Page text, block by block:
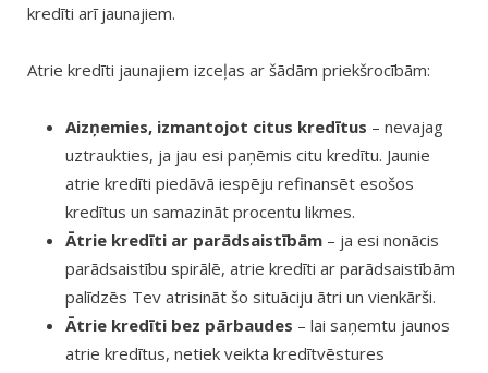
kredīti arī jaunajiem.
Atrie kredīti jaunajiem izceļas ar šādām priekšrocībām:
Aizņemies, izmantojot citus kredītus – nevajag
uztraukties, ja jau esi paņēmis citu kredītu. Jaunie
atrie kredīti piedāvā iespēju refinansēt esošos
kredītus un samazināt procentu likmes.
Ātrie kredīti ar parādsaistībām – ja esi nonācis
parādsaistību spirālē, atrie kredīti ar parādsaistībām
palīdzēs Tev atrisināt šo situāciju ātri un vienkārši.
Ātrie kredīti bez pārbaudes – lai saņemtu jaunos
atrie kredītus, netiek veikta kredītvēstures